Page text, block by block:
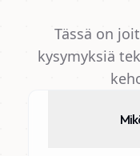
Tässä on
kysymyksiä